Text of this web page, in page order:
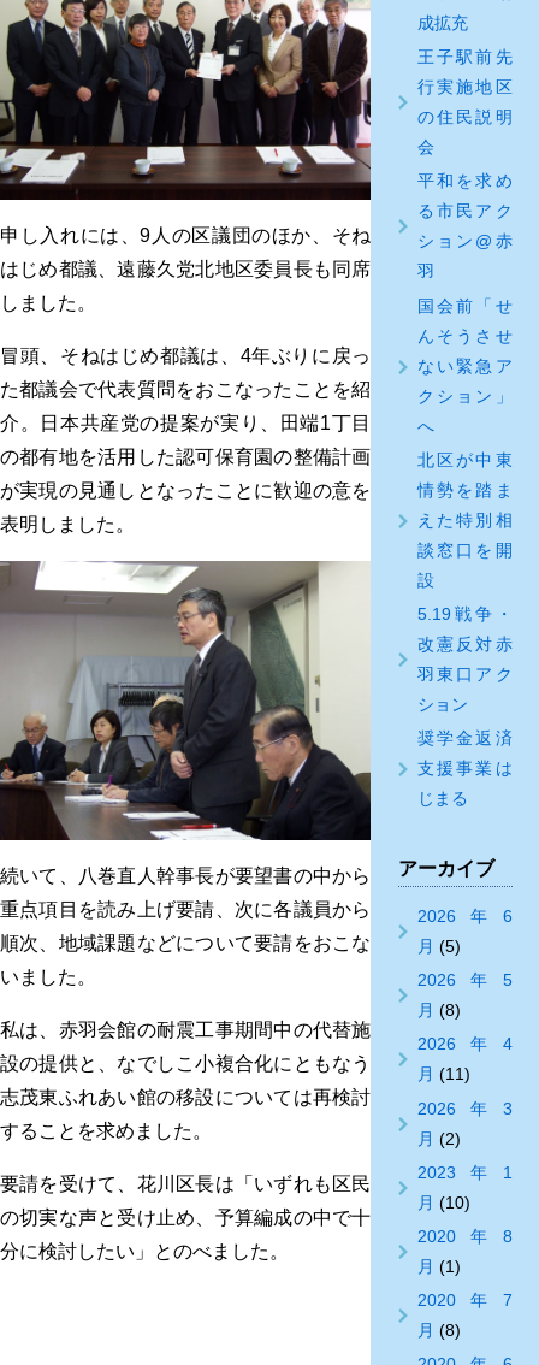
申し入れには、9人の区議団のほか、そね
はじめ都議、遠藤久党北地区委員長も同席
しました。
冒頭、そねはじめ都議は、4年ぶりに戻っ
た都議会で代表質問をおこなったことを紹
介。日本共産党の提案が実り、田端1丁目
の都有地を活用した認可保育園の整備計画
が実現の見通しとなったことに歓迎の意を
表明しました。
続いて、八巻直人幹事長が要望書の中から
重点項目を読み上げ要請、次に各議員から
順次、地域課題などについて要請をおこな
いました。
私は、赤羽会館の耐震工事期間中の代替施
設の提供と、なでしこ小複合化にともなう
志茂東ふれあい館の移設については再検討
することを求めました。
要請を受けて、花川区長は「いずれも区民
の切実な声と受け止め、予算編成の中で十
分に検討したい」とのべました。
成拡充
王子駅前先
行実施地区
の住民説明
会
平和を求め
る市民アク
ション@赤
羽
国会前「せ
んそうさせ
ない緊急ア
クション」
へ
北区が中東
情勢を踏ま
えた特別相
談窓口を開
設
5.19戦争・
改憲反対赤
羽東口アク
ション
奨学金返済
支援事業は
じまる
アーカイブ
2026年6
月 (5)
2026年5
月 (8)
2026年4
月 (11)
2026年3
月 (2)
2023年1
月 (10)
2020年8
月 (1)
2020年7
月 (8)